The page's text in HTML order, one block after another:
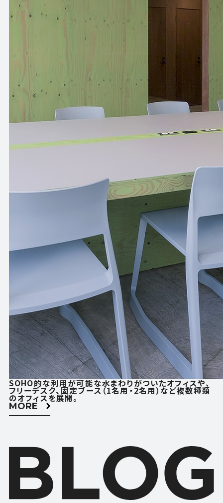
SOHO的な利用が可能な水まわりがついたオフィスや、
フリーデスク、固定ブース（1名用・2名用）など複数種類
のオフィスを展開。
MORE